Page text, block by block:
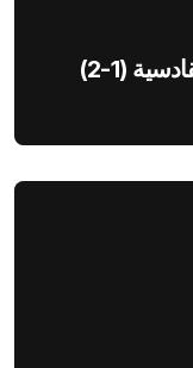
بالفيديو | ملخص مباراة الهلال والقادسية (1-2)